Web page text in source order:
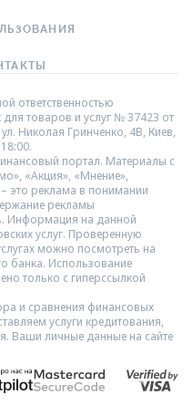
ответственностью
товаров и услуг № 37423 от
Николая Гринченко, 4В, Киев,
портал. Материалы с
«Акция», «Мнение»,
это реклама в понимании
рекламы
Информация на данной
услуг. Проверенную
можно посмотреть на
банка. Использование
только с гиперссылкой
и сравнения финансовых
услуги кредитования,
Ваши личные данные на сайте